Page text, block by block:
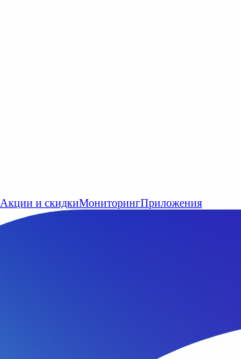
Акции и скидкиМониторингПриложения